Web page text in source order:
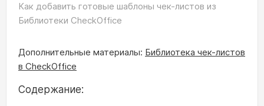
Как добавить готовые шаблоны чек-листов из
Библиотеки CheckOffice
Дополнительные материалы: Библиотека чек-листов
в CheckOffice
Содержание: